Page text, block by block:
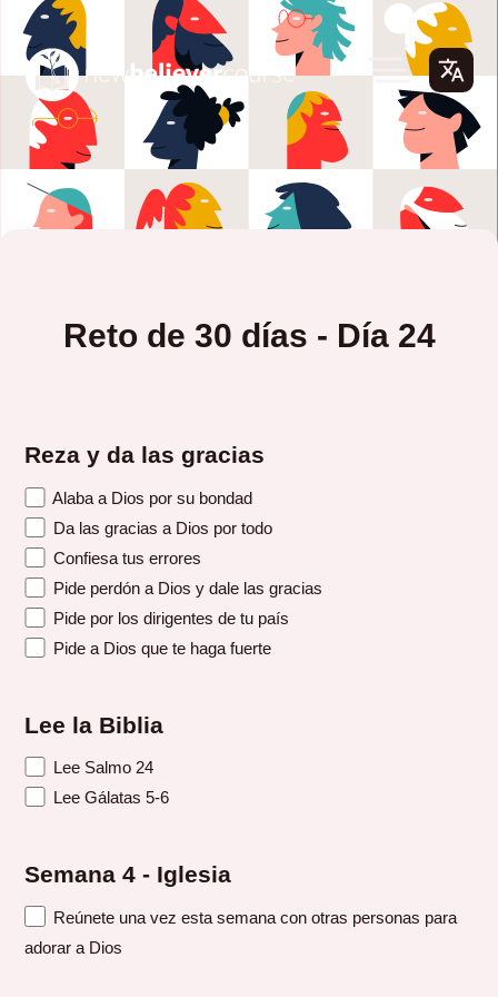
Reto de 30 días - Día 24
Reza y da las gracias
Alaba a Dios por su bondad
Da las gracias a Dios por todo
Confiesa tus errores
Pide perdón a Dios y dale las gracias
Pide por los dirigentes de tu país
Pide a Dios que te haga fuerte
Lee la Biblia
Lee Salmo 24
Lee Gálatas 5-6
Semana 4 - Iglesia
Reúnete una vez esta semana con otras personas para
adorar a Dios